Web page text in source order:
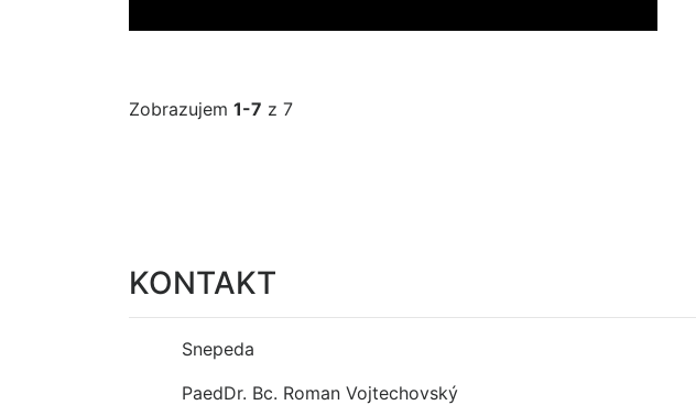
Zobrazujem 1-7 z 7
KONTAKT
Snepeda
PaedDr. Bc. Roman Vojtechovský